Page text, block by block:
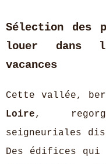
Sélection des
louer dans
vacances
Cette vallée,
Loire,
seigneuriales
Des édifices